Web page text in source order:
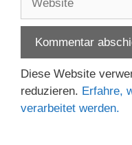
Diese Website
reduzieren. Erfahre,
verarbeitet werden.